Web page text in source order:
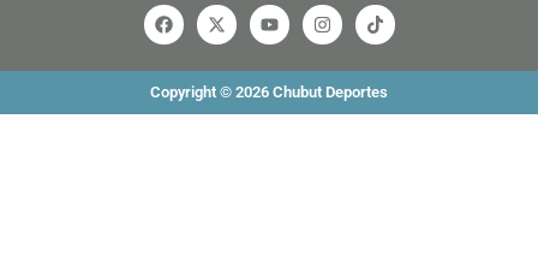
F
a
c
e
b
o
o
X
-
t
w
i
t
t
Y
o
u
t
u
b
e
I
n
s
t
a
g
r
T
i
k
t
o
k
Copyright © 2026 Chubut Deportes